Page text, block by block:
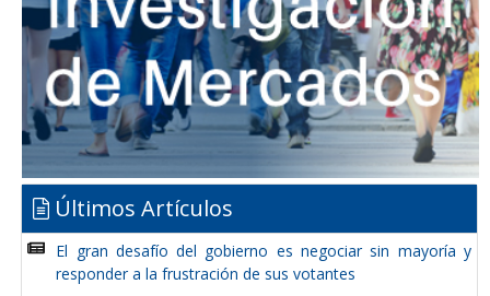
Últimos Artículos
El gran desafío del gobierno es negociar sin mayoría y
responder a la frustración de sus votantes